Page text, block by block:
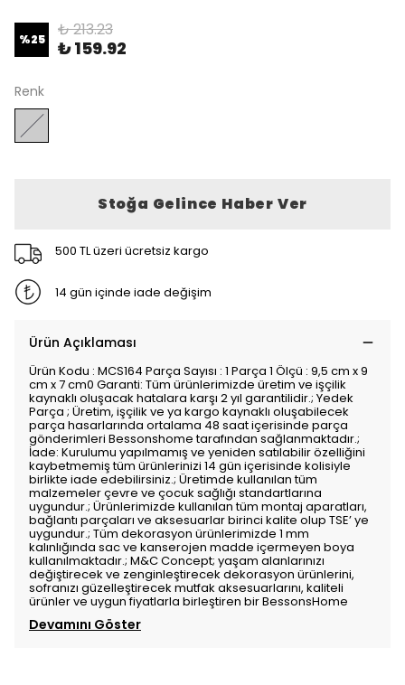
%25 ₺ 213.23
₺ 159.92
Renk
Stoğa Gelince Haber Ver
500 TL üzeri ücretsiz kargo
14 gün içinde iade değişim
Ürün Açıklaması
Ürün Kodu : MCS164 Parça Sayısı : 1 Parça 1 Ölçü : 9,5 cm x 9
cm x 7 cm0 Garanti: Tüm ürünlerimizde üretim ve işçilik
kaynaklı oluşacak hatalara karşı 2 yıl garantilidir.; Yedek
Parça ; Üretim, işçilik ve ya kargo kaynaklı oluşabilecek
parça hasarlarında ortalama 48 saat içerisinde parça
gönderimleri Bessonshome tarafından sağlanmaktadır.;
İade: Kurulumu yapılmamış ve yeniden satılabilir özelliğini
kaybetmemiş tüm ürünlerinizi 14 gün içerisinde kolisiyle
birlikte iade edebilirsiniz.; Üretimde kullanılan tüm
malzemeler çevre ve çocuk sağlığı standartlarına
uygundur.; Ürünlerimizde kullanılan tüm montaj aparatları,
bağlantı parçaları ve aksesuarlar birinci kalite olup TSE’ ye
uygundur.; Tüm dekorasyon ürünlerimizde 1 mm
kalınlığında sac ve kanserojen madde içermeyen boya
kullanılmaktadır.; M&C Concept; yaşam alanlarınızı
değiştirecek ve zenginleştirecek dekorasyon ürünlerini,
sofranızı güzelleştirecek mutfak aksesuarlarını, kaliteli
ürünler ve uygun fiyatlarla birleştiren bir BessonsHome
Devamını Göster